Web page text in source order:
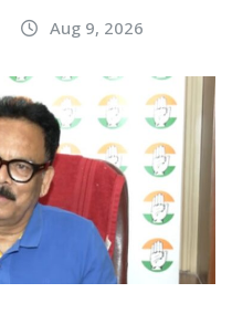
Aug 9, 2026